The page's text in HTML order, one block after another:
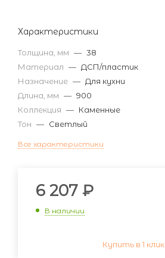
Характеристики
Толщина, мм — 38
Материал — ДСП/пластик
Назначение — Для кухни
Длина, мм — 900
Коллекция — Каменные
Тон — Светлый
Все характеристики
6 207 ₽
В наличии
Купить в 1 клик